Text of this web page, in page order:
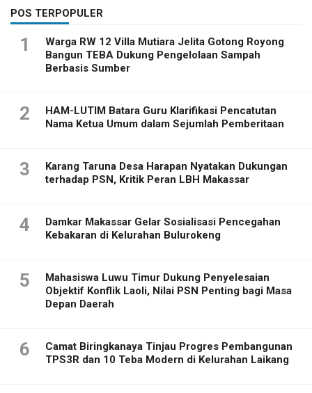
POS TERPOPULER
1
Warga RW 12 Villa Mutiara Jelita Gotong Royong
Bangun TEBA Dukung Pengelolaan Sampah
Berbasis Sumber
2
HAM-LUTIM Batara Guru Klarifikasi Pencatutan
Nama Ketua Umum dalam Sejumlah Pemberitaan
3
Karang Taruna Desa Harapan Nyatakan Dukungan
terhadap PSN, Kritik Peran LBH Makassar
4
Damkar Makassar Gelar Sosialisasi Pencegahan
Kebakaran di Kelurahan Bulurokeng
5
Mahasiswa Luwu Timur Dukung Penyelesaian
Objektif Konflik Laoli, Nilai PSN Penting bagi Masa
Depan Daerah
6
Camat Biringkanaya Tinjau Progres Pembangunan
TPS3R dan 10 Teba Modern di Kelurahan Laikang